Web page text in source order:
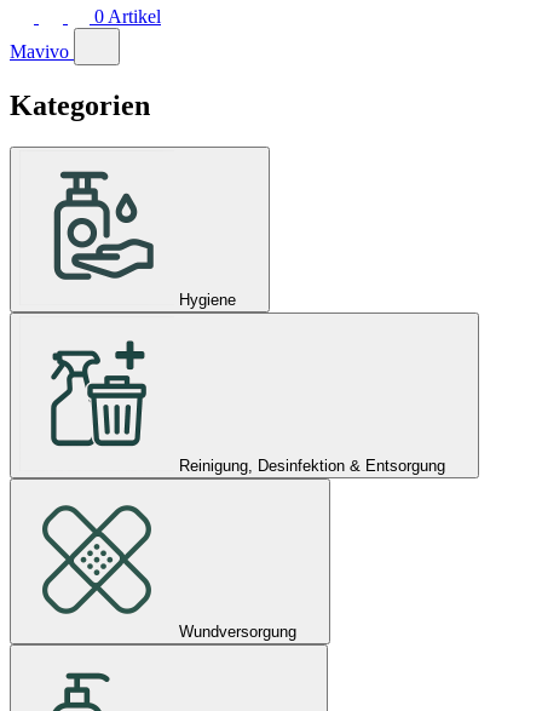
0 Artikel
Mavivo
Kategorien
Hygiene
Reinigung, Desinfektion & Entsorgung
Wundversorgung